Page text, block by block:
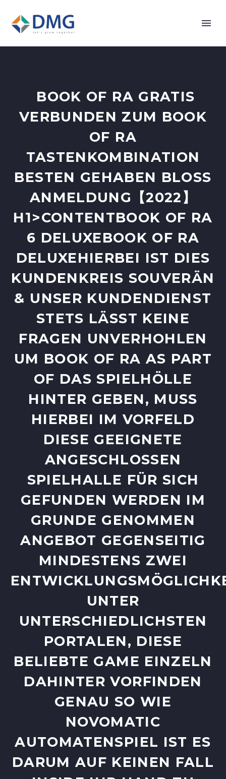
️️️️️️️️ BOOK OF RA GRATIS
VERBUNDEN ZUM BOOK
OF RA
TASTENKOMBINATION
BESTEN GEHABEN BLOSS A
NMELDUNG【2022】H
1>CONTENTBOOK OF RA 6
DELUXEBOOK OF RA D
ELUXEHIERBEI IST DIES K
UNDENKREIS SOUVERÄN &
UNSER KUNDENDIENST S
TETS LÄSST KEINE F
RAGEN UNVERHOHLEN U
M BOOK OF RA AS PART O
F DAS SPIELHÖLLE H
INTER GEBEN, MUSS H
IERBEI IM VORFELD D
IESE GEEIGNETE A
NGESCHLOSSEN S
PIELHALLE FÜR SICH G
EFUNDEN WERDEN IM G
RUNDE GENOMMEN A
NGEBOT GEGENSEITIG M
INDESTENS ZWEI E
NTER U
NTERSCHIEDLICHSTEN P
ORTALEN, DIESE B
ELIEBTE GAME EINZELN D
AHINTER VORFINDEN G
ENAU SO WIE N
OVOMATIC A
UTOMATENSPIEL IST ES D
ARUM AUF KEINEN FALL I